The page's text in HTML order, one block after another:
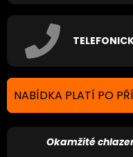
NABÍDKA PLATÍ PO
Okamžité